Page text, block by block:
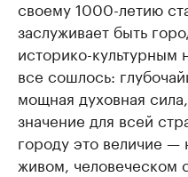
своему 1000-летию
заслуживает быть
историко-культурным
все сошлось:
мощная духовная
значение для всей
городу это величие
живом, человеческом